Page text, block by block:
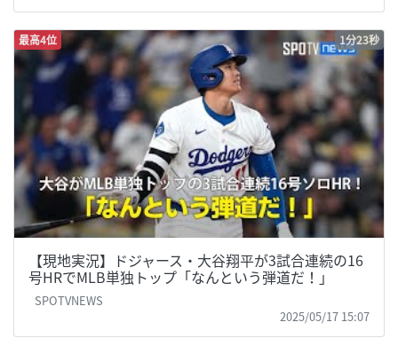
最高4位 1分23秒
【現地実況】ドジャース・大谷翔平が3試合連続の16
号HRでMLB単独トップ「なんという弾道だ！」
SPOTVNEWS
2025/05/17 15:07